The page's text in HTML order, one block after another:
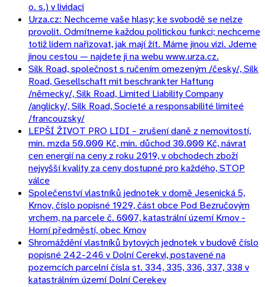
o. s.) v lividaci
Urza.cz: Nechceme vaše hlasy; ke svobodě se nelze
provolit. Odmítneme každou politickou funkci; nechceme
totiž lidem nařizovat, jak mají žít. Máme jinou vizi. Jdeme
jinou cestou — najdete ji na webu www.urza.cz.
Silk Road, společnost s ručením omezeným /česky/, Silk
Road, Gesellschaft mit beschrankter Haftung
/německy/, Silk Road, Limited Liability Company
/anglicky/, Silk Road, Societé a responsabilité limiteé
/francouzsky/
LEPŠÍ ŽIVOT PRO LIDI – zrušení daně z nemovitostí,
min. mzda 50.000 Kč, min. důchod 30.000 Kč, návrat
cen energií na ceny z roku 2019, v obchodech zboží
nejvyšší kvality za ceny dostupné pro každého, STOP
válce
Společenství vlastníků jednotek v domě Jesenická 5,
Krnov, číslo popisné 1929, část obce Pod Bezručovým
vrchem, na parcele č. 6007, katastrální území Krnov -
Horní předměstí, obec Krnov
Shromáždění vlastníků bytových jednotek v budově číslo
popisné 242-246 v Dolní Cerekvi, postavené na
pozemcích parcelní čísla st. 334, 335, 336, 337, 338 v
katastrálním území Dolní Cerekev